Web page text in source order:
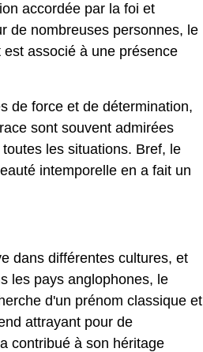
accordée par la foi et
de nombreuses personnes, le
associé à une présence
de force et de détermination,
sont souvent admirées
les situations. Bref, le
intemporelle en a fait un
dans différentes cultures, et
les pays anglophones, le
d'un prénom classique et
attrayant pour de
contribué à son héritage